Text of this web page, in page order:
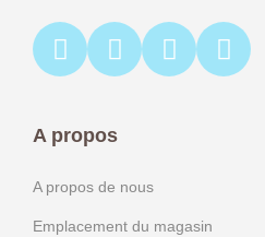
A propos
A propos de nous
Emplacement du magasin